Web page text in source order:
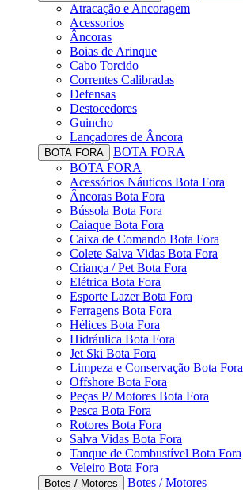
Atracação e Ancoragem
Acessorios
Âncoras
Boias de Arinque
Cabo Torcido
Correntes Calibradas
Defensas
Destocedores
Guincho
Lançadores de Âncora
BOTA FORA
BOTA FORA
BOTA FORA
Acessórios Náuticos Bota Fora
Âncoras Bota Fora
Bússola Bota Fora
Caiaque Bota Fora
Caixa de Comando Bota Fora
Colete Salva Vidas Bota Fora
Criança / Pet Bota Fora
Elétrica Bota Fora
Esporte Lazer Bota Fora
Ferragens Bota Fora
Hélices Bota Fora
Hidráulica Bota Fora
Jet Ski Bota Fora
Limpeza e Conservação Bota Fora
Offshore Bota Fora
Peças P/ Motores Bota Fora
Pesca Bota Fora
Rotores Bota Fora
Salva Vidas Bota Fora
Tanque de Combustível Bota Fora
Veleiro Bota Fora
Botes / Motores
Botes / Motores